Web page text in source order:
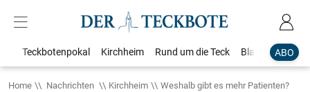
ABO
Teckbotenpokal Kirchheim Rund um die Teck Blaulicht
Home Nachrichten Kirchheim Weshalb gibt es mehr Patienten?